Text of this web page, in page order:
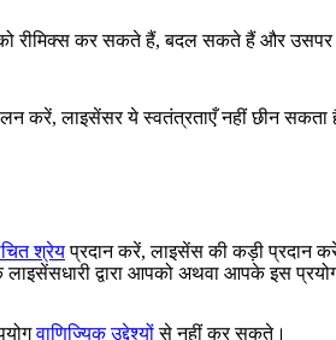
रीमिक्स कर सकते हैं, बदल सकते हैं और
करें, लाइसेंसर ये स्वतंत्रताएँ नहीं छीन सकता
श्रेयप्रदान करें, लाइसेंस की कड़ी प्रदान
लाइसेंसधारी द्वारा आपको अथवा आपके इस
वाणिज्यिक उद्देश्योंसे नहीं कर सकते।